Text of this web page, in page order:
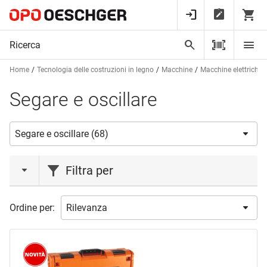
Home Tecnologia delle costruzioni in legno Macchine Macchine elettriche
Segare e oscillare
Filtra per
Liquidazione (1)
Novità
Ordine per: